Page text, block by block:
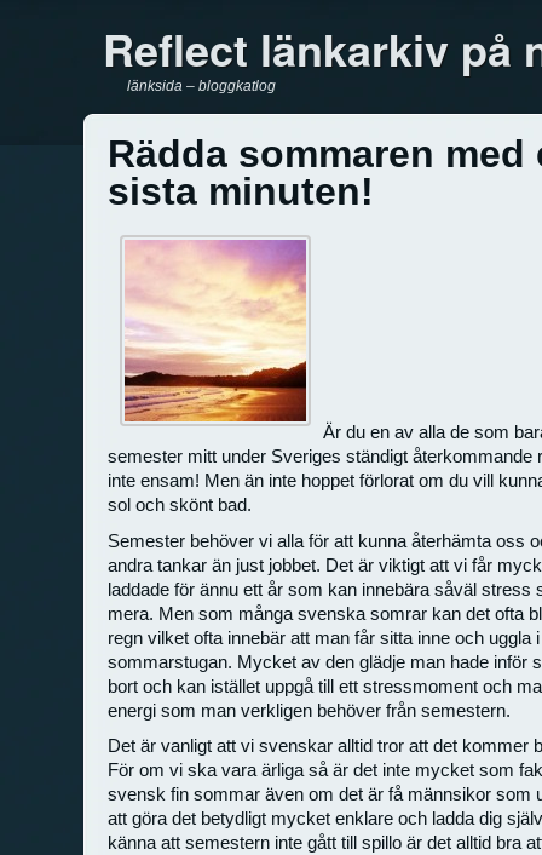
Reflect länkarkiv på
länksida – bloggkatlog
Rädda sommaren med
sista minuten!
Är du en av alla de som
semester mitt under Sveriges ständigt återkommande
inte ensam! Men än inte hoppet förlorat om du vill
sol och skönt bad.
Semester behöver vi alla för att kunna återhämta oss
andra tankar än just jobbet. Det är viktigt att vi får
laddade för ännu ett år som kan innebära såväl stress
mera. Men som många svenska somrar kan det ofta
regn vilket ofta innebär att man får sitta inne och uggla
sommarstugan. Mycket av den glädje man hade inför
bort och kan istället uppgå till ett stressmoment och
energi som man verkligen behöver från semestern.
Det är vanligt att vi svenskar alltid tror att det kommer
För om vi ska vara ärliga så är det inte mycket som
svensk fin sommar även om det är få männsikor som
att göra det betydligt mycket enklare och ladda dig
känna att semestern inte gått till spillo är det alltid bra